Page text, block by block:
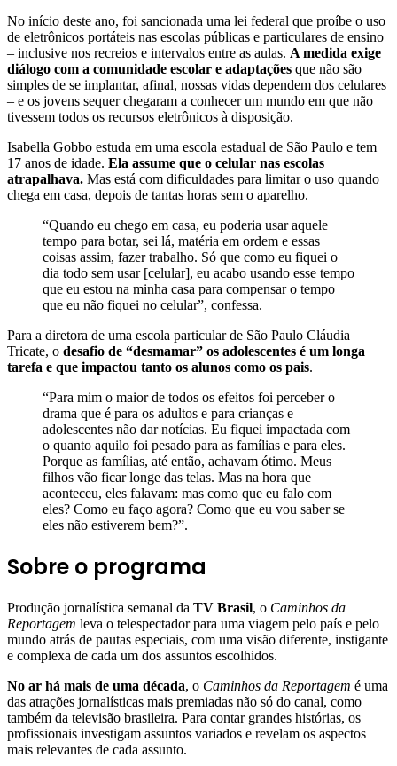
No início deste ano, foi sancionada uma lei federal que proíbe o uso
de eletrônicos portáteis nas escolas públicas e particulares de ensino
– inclusive nos recreios e intervalos entre as aulas. A medida exige
diálogo com a comunidade escolar e adaptações que não são
simples de se implantar, afinal, nossas vidas dependem dos celulares
– e os jovens sequer chegaram a conhecer um mundo em que não
tivessem todos os recursos eletrônicos à disposição.
Isabella Gobbo estuda em uma escola estadual de São Paulo e tem
17 anos de idade. Ela assume que o celular nas escolas
atrapalhava. Mas está com dificuldades para limitar o uso quando
chega em casa, depois de tantas horas sem o aparelho.
“Quando eu chego em casa, eu poderia usar aquele
tempo para botar, sei lá, matéria em ordem e essas
coisas assim, fazer trabalho. Só que como eu fiquei o
dia todo sem usar [celular], eu acabo usando esse tempo
que eu estou na minha casa para compensar o tempo
que eu não fiquei no celular”, confessa.
Para a diretora de uma escola particular de São Paulo Cláudia
Tricate, o desafio de “desmamar” os adolescentes é um longa
tarefa e que impactou tanto os alunos como os pais.
“Para mim o maior de todos os efeitos foi perceber o
drama que é para os adultos e para crianças e
adolescentes não dar notícias. Eu fiquei impactada com
o quanto aquilo foi pesado para as famílias e para eles.
Porque as famílias, até então, achavam ótimo. Meus
filhos vão ficar longe das telas. Mas na hora que
aconteceu, eles falavam: mas como que eu falo com
eles? Como eu faço agora? Como que eu vou saber se
eles não estiverem bem?”.
Sobre o programa
Produção jornalística semanal da TV Brasil, o Caminhos da
Reportagem leva o telespectador para uma viagem pelo país e pelo
mundo atrás de pautas especiais, com uma visão diferente, instigante
e complexa de cada um dos assuntos escolhidos.
No ar há mais de uma década, o Caminhos da Reportagem é uma
das atrações jornalísticas mais premiadas não só do canal, como
também da televisão brasileira. Para contar grandes histórias, os
profissionais investigam assuntos variados e revelam os aspectos
mais relevantes de cada assunto.